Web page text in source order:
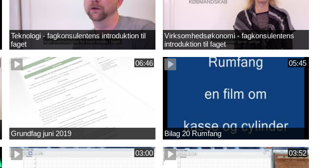
Teknologi - fagkonsulentens introduktion til
faget
Virksomhedsøkonomi - fagkonsulentens
introduktion til faget
06:46
Grundfag juni 2019
05:45
Bilag 20 Rumfang
03:00 03:52